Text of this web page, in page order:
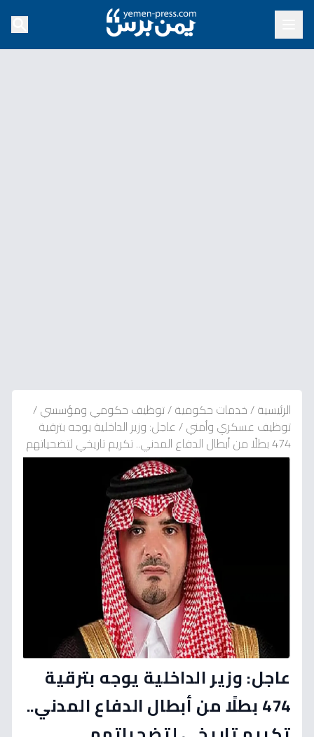
الرئيسية/خدمات حكومية/توظيف حكومي ومؤسسي/
توظيف عسكري وأمني/عاجل: وزير الداخلية يوجه بترقية
474 بطلًا من أبطال الدفاع المدني.. تكريم تاريخي لتضحياتهم
عاجل: وزير الداخلية يوجه بترقية
474 بطلًا من أبطال الدفاع المدني..